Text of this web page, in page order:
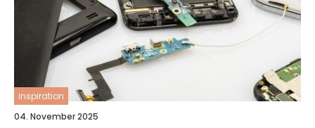
inspiration
04. November 2025